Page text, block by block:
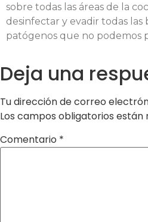
sobre todas las áreas de la
desinfectar y evadir todas las
patógenos que no podemos
Deja una
Tu dirección de correo
Los campos obligatorios
Comentario *